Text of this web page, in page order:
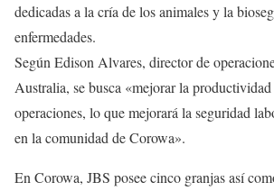
dedicadas a la cría de los animales y la
enfermedades.
Según Edison Alvares, director de
Australia, se busca «mejorar la productividad
operaciones, lo que mejorará la seguridad
en la comunidad de Corowa».
En Corowa, JBS posee cinco granjas así